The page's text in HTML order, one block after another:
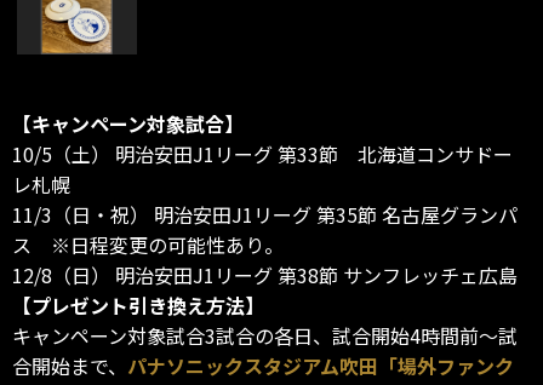
【キャンペーン対象試合】
10/5（土） 明治安田J1リーグ 第33節 北海道コンサドー
レ札幌
11/3（日・祝） 明治安田J1リーグ 第35節 名古屋グランパ
ス ※日程変更の可能性あり。
12/8（日） 明治安田J1リーグ 第38節 サンフレッチェ広島
【プレゼント引き換え方法】
キャンペーン対象試合3試合の各日、試合開始4時間前～試
合開始まで、 パナソニックスタジアム吹田「場外ファンク